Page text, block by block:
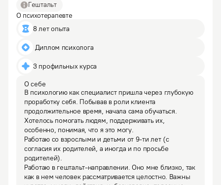
Гештальт
О психотерапевте
8 лет опыта
Диплом психолога
3 профильных курса
О себе
В психологию как специалист пришла через глубокую
проработку себя. Побывав в роли клиента
продолжительное время, начала сама обучаться.
Хотелось помогать людям, поддерживать их,
особенно, понимая, что я это могу.
Работаю со взрослыми и детьми от 9-ти лет (с
согласия их родителей, а иногда и по просьбе
родителей).
Работаю в гештальт-направлении. Оно мне близко, так
как в нем человек рассматривается целостно. Важны